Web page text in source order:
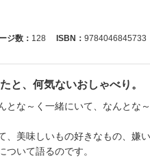
ジ数： 128 ISBN： 9784046845733
と、何気ないおしゃべり。
とな～く一緒にいて、なんとな
、美味しいもの好きなもの、嫌
いて語るのです。